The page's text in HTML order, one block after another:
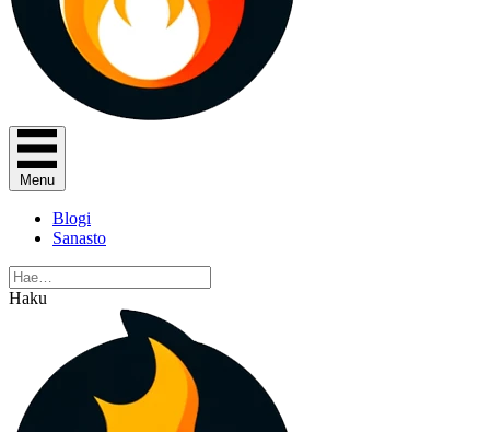
Menu
Blogi
Sanasto
Haku